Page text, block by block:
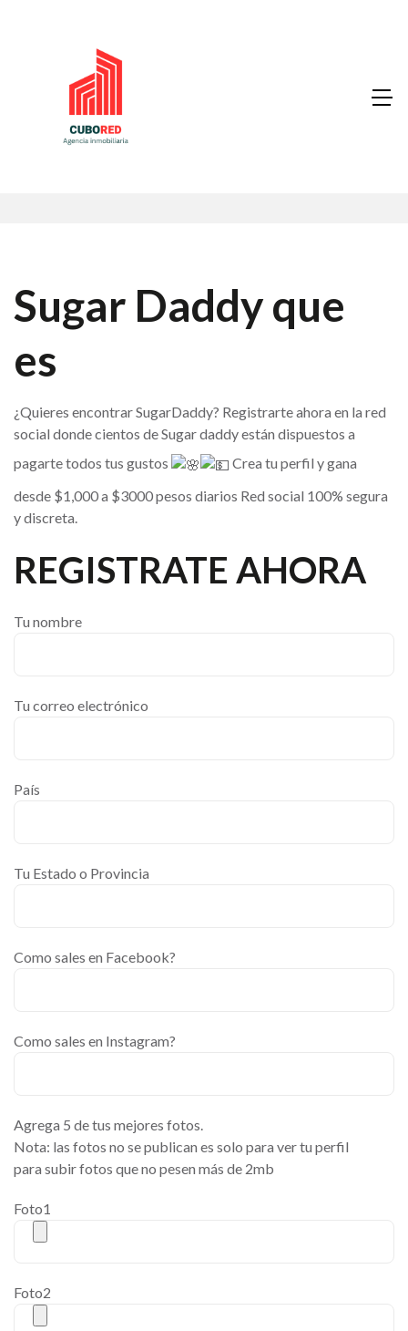
Sugar Daddy que
es
¿Quieres encontrar SugarDaddy? Registrarte ahora en la red
social donde cientos de Sugar daddy están dispuestos a
pagarte todos tus gustos
Crea tu perfil y gana
desde $1,000 a $3000 pesos diarios Red social 100% segura
y discreta.
REGISTRATE AHORA
Tu nombre
Tu correo electrónico
País
Tu Estado o Provincia
Como sales en Facebook?
Como sales en Instagram?
Agrega 5 de tus mejores fotos.
Nota: las fotos no se publican es solo para ver tu perfil
para subir fotos que no pesen más de 2mb
Foto1
Foto2